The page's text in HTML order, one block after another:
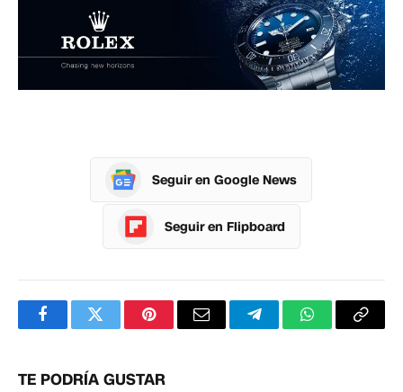
Seguir en Google News
Seguir en Flipboard
FacebookTwitterPinterestCorreoTelegramWhatsApp
TE PODRÍA GUSTAR